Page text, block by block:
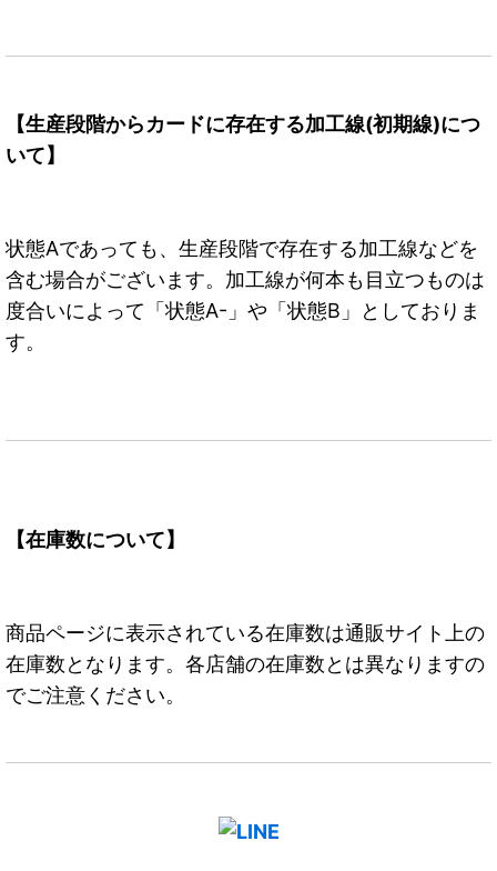
【生産段階からカードに存在する加工線(初期線)につ
いて】
状態Aであっても、生産段階で存在する加工線などを
含む場合がございます。加工線が何本も目立つものは
度合いによって「状態A-」や「状態B」としておりま
す。
【在庫数について】
商品ページに表示されている在庫数は通販サイト上の
在庫数となります。各店舗の在庫数とは異なりますの
でご注意ください。